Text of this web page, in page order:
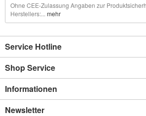
Ohne CEE-Zulassung Angaben zur
Herstellers:... mehr
Service Hotline
Shop Service
Informationen
Newsletter